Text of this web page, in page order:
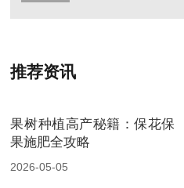
推荐资讯
果树种植高产秘籍：保花保
果施肥全攻略
2026-05-05